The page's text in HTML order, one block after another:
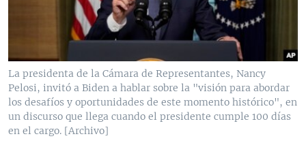
VENEZUELA
NICARAGUA
ENTRETENIMIENTO Y CULTURA
TECNOLOGÍA
DEPORTES
CIENCIA Y SALUD
FOTOGRAFÍA
AUDIOS
PROGRAMAS TV
EL MUNDO AL DÍA
FORO INTERAMERICANO
VISIÓN 360
LAS CLAVES
RADIO
AVANCE INFORMATIVO
AUDIONOTICIAS
BUENOS DÍAS AMÉRICA
DIRECT
DOCUMENTALES DE LA VOA
La presidenta de la Cámara de Representantes, Nancy
Pelosi, invitó a Biden a hablar sobre la "visión para abordar
los desafíos y oportunidades de este momento histórico", en
un discurso que llega cuando el presidente cumple 100 días
en el cargo. [Archivo]